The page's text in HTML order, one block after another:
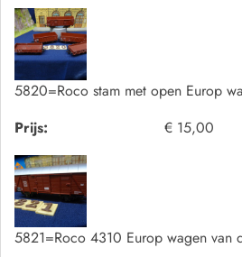
5820=Roco stam met open Europ
Prijs:
€ 15,00
5821=Roco 4310 Europ wagen van